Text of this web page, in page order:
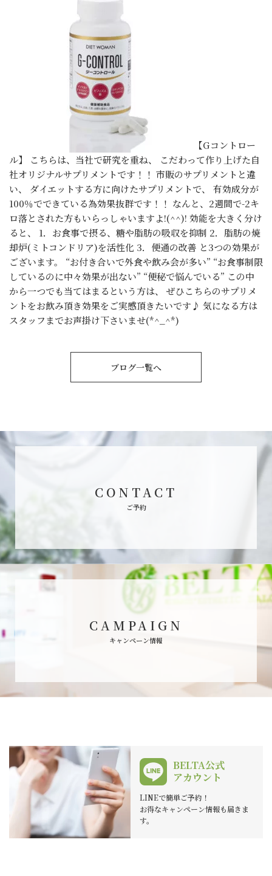
【Gコントロー
ル】 こちらは、当社で研究を重ね、 こだわって作り上げた自
社オリジナルサプリメントです！！ 市販のサプリメントと違
い、 ダイエットする方に向けたサプリメントで、 有効成分が
100％でできている為効果抜群です！！ なんと、2週間で-2キ
ロ落とされた方もいらっしゃいますよ!(^^)! 効能を大きく分け
ると、 1．お食事で摂る、糖や脂肪の吸収を抑制 2．脂肪の焼
却炉(ミトコンドリア)を活性化 3．便通の改善 と3つの効果が
ございます。 “お付き合いで外食や飲み会が多い” “お食事制限
しているのに中々効果が出ない” “便秘で悩んでいる” この中
から一つでも当てはまるという方は、 ぜひこちらのサプリメ
ントをお飲み頂き効果をご実感頂きたいです♪ 気になる方は
スタッフまでお声掛け下さいませ(*^_^*)
ブログ一覧へ
CONTACT
ご予約
CAMPAIGN
キャンペーン情報
BELTA公式
アカウント
LINEで簡単ご予約！
お得なキャンペーン情報も届きま
す。